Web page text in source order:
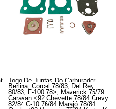
Jogo De Juntas Do Carburador
Berlina, Corcel 78/83, Del Rey
80/83, F-100 78>, Maverick 75/79
Caravan <92 Chevette 78/84 Crevy
82/84 C-10 76/84 Marajó 78/84